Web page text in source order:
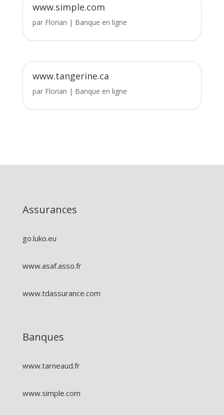
www.simple.com
par Florian | Banque en ligne
www.tangerine.ca
par Florian | Banque en ligne
Assurances
go.luko.eu
www.asaf.asso.fr
www.tdassurance.com
Banques
www.tarneaud.fr
www.simple.com